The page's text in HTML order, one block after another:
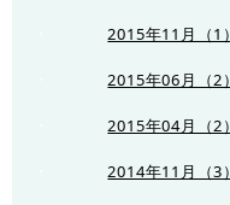
2015年11月（1）
2015年06月（2）
2015年04月（2）
2014年11月（3）